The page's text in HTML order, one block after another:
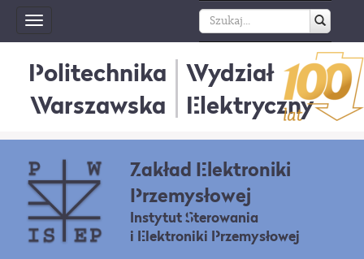
Toggle
navigation
Politechnika
Warszawska
Wydział
Elektryczny
Zakład Elektroniki
Przemysłowej
Instytut Sterowania
i Elektroniki Przemysłowej